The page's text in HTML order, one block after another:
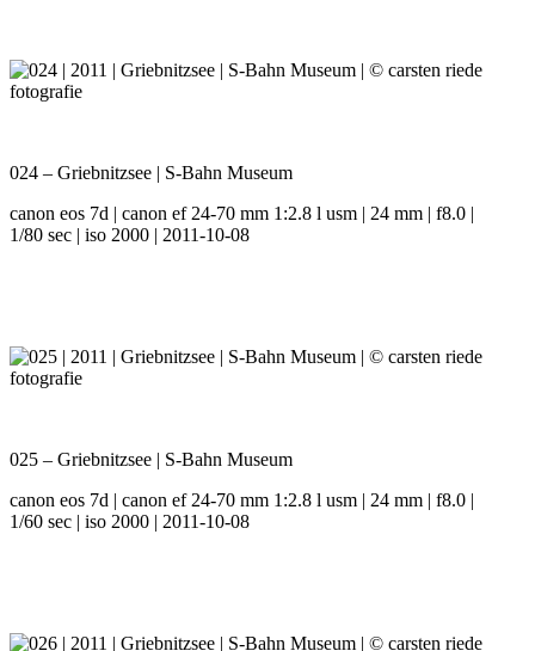
024 – Griebnitzsee | S-Bahn Museum
canon eos 7d | canon ef 24-70 mm 1:2.8 l usm | 24 mm | f8.0 |
1/80 sec | iso 2000 | 2011-10-08
025 – Griebnitzsee | S-Bahn Museum
canon eos 7d | canon ef 24-70 mm 1:2.8 l usm | 24 mm | f8.0 |
1/60 sec | iso 2000 | 2011-10-08